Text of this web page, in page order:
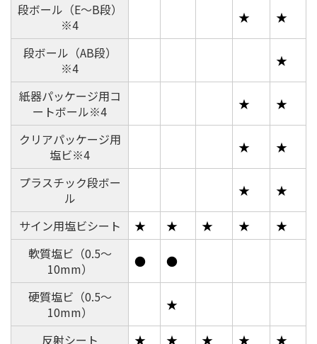
メディア厚、硬度により生まれる、円の終始点のズレ
量を補正。正円に近いカットを可能にします。
■プレス補正
ツールがダウンする圧力を補正し、切り残しなくカッ
トします。
■回数切り
カット圧を変えて、最大5回までの回数切りが可能。1
度のデータ転送で、厚い素材も高品質にカットできま
す。
段ボール（E～B段）
※4
★ ★
段ボール（AB段）
※4
★
紙器パッケージ用コ
ートボール※4
★ ★
クリアパッケージ用
塩ビ※4
★ ★
プラスチック段ボー
ル
★ ★
サイン用塩ビシート ★ ★ ★ ★
★
軟質塩ビ（0.5～
10mm）
● ●
硬質塩ビ（0.5～
10mm）
★
反射シート ★ ★ ★ ★ ★